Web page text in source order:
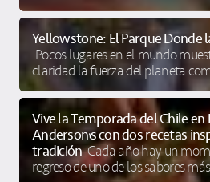
Yellowstone: El Parque Donde
Pocos lugares en el mundo
claridad la fuerza del planeta
Vive la Temporada del Chile
Anderson’s con dos recetas
tradición Cada año hay un
regreso de uno de los sabores